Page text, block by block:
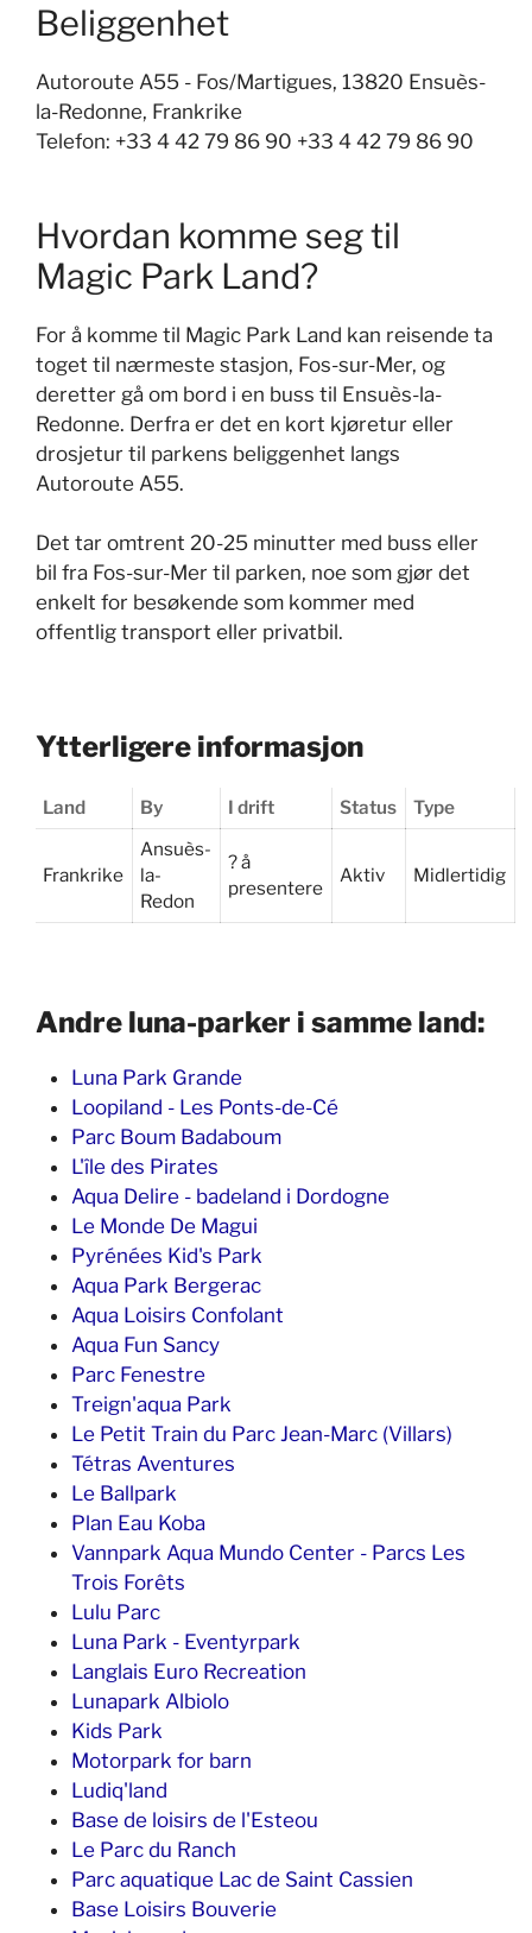
Beliggenhet
Autoroute A55 - Fos/Martigues, 13820 Ensuès-
la-Redonne, Frankrike
Telefon: +33 4 42 79 86 90 +33 4 42 79 86 90
Hvordan komme seg til
Magic Park Land?
For å komme til Magic Park Land kan reisende ta
toget til nærmeste stasjon, Fos-sur-Mer, og
deretter gå om bord i en buss til Ensuès-la-
Redonne. Derfra er det en kort kjøretur eller
drosjetur til parkens beliggenhet langs
Autoroute A55.
Det tar omtrent 20-25 minutter med buss eller
bil fra Fos-sur-Mer til parken, noe som gjør det
enkelt for besøkende som kommer med
offentlig transport eller privatbil.
Ytterligere informasjon
Land By I drift Status Type
Frankrike
Ansuès-
la-
Redon
? å
presentere
Aktiv Midlertidig
Andre luna-parker i samme land:
Luna Park Grande
Loopiland - Les Ponts-de-Cé
Parc Boum Badaboum
L'île des Pirates
Aqua Delire - badeland i Dordogne
Le Monde De Magui
Pyrénées Kid's Park
Aqua Park Bergerac
Aqua Loisirs Confolant
Aqua Fun Sancy
Parc Fenestre
Treign'aqua Park
Le Petit Train du Parc Jean-Marc (Villars)
Tétras Aventures
Le Ballpark
Plan Eau Koba
Vannpark Aqua Mundo Center - Parcs Les
Trois Forêts
Lulu Parc
Luna Park - Eventyrpark
Langlais Euro Recreation
Lunapark Albiolo
Kids Park
Motorpark for barn
Ludiq'land
Base de loisirs de l'Esteou
Le Parc du Ranch
Parc aquatique Lac de Saint Cassien
Base Loisirs Bouverie